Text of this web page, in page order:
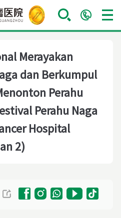
Merayakan
dan Berkumpul
Perahu
Perahu Naga
Hospital
2)